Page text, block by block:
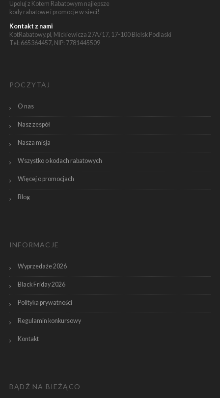
Upoluj z Kotem Rabatowym najlepsze
kody rabatowe i promocje w sieci!
Kontakt z nami
KotRabatowy.pl, Mickiewicza 27A/17, 17-100 Bielsk Podlaski
Tel: 665364457, NIP: 7781445509
POCZYTAJ
O nas
Nasz zespół
Nasza misja
Wszystko o kodach rabatowych
Więcej o promocjach
Blog
INFORMACJE
Wyprzedaże 2026
Black Friday 2026
Polityka prywatności
Regulamin konkursowy
Kontakt
BĄDŹ NA BIEŻĄCO